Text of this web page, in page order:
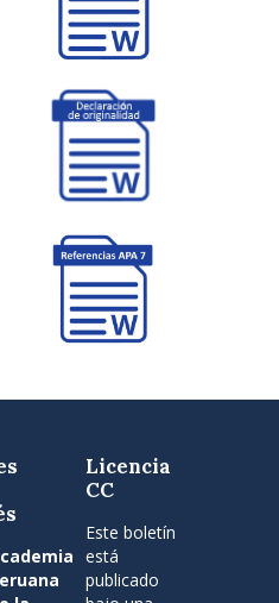
Licencia
CC
Este boletín
está
publicado